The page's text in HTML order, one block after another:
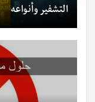
التشفير وأنواعه